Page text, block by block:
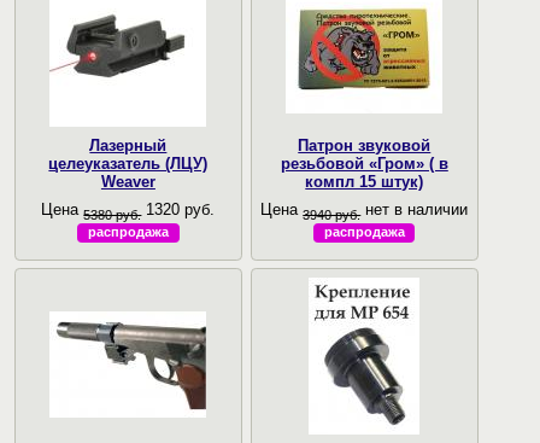
Лазерный
целеуказатель (ЛЦУ)
Weaver
Цена5380 руб. 1320 руб.
распродажа
Патрон звуковой
резьбовой «Гром» ( в
компл 15 штук)
Цена3940 руб. нет в наличии
распродажа